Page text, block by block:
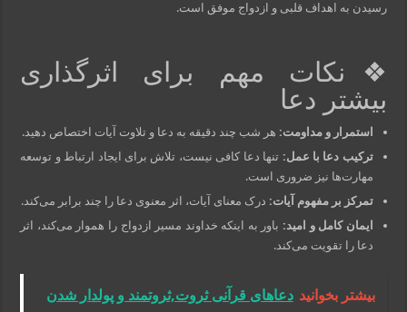
رسیدن به اهداف قلبی و ازدواج موفق است.
❖نکات مهم برای اثرگذاری
بیشتر دعا
استمرار و مداومت: هر شب چند دقیقه به دعا و تلاوت آیات اختصاص دهید.
ترکیب دعا با عمل: تنها دعا کافی نیست، تلاش برای ایجاد ارتباط و توسعه
مهارت‌ها نیز ضروری است.
تمرکز بر مفهوم آیات: درک معنای آیات، اثر معنوی دعا را چند برابر می‌کند.
ایمان کامل و امید: باور به اینکه خداوند مسیر ازدواج را هموار می‌کند، اثر
دعا را تقویت می‌کند.
بیشتر بخوانید دعاهای قرآنی ثروت,ثروتمند و پولدار شدن